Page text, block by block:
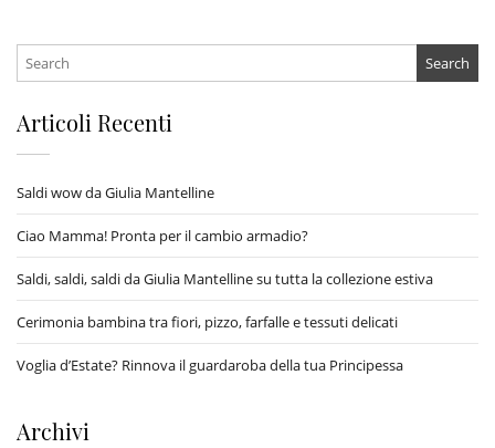
Articoli Recenti
Saldi wow da Giulia Mantelline
Ciao Mamma! Pronta per il cambio armadio?
Saldi, saldi, saldi da Giulia Mantelline su tutta la collezione estiva
Cerimonia bambina tra fiori, pizzo, farfalle e tessuti delicati
Voglia d’Estate? Rinnova il guardaroba della tua Principessa
Archivi